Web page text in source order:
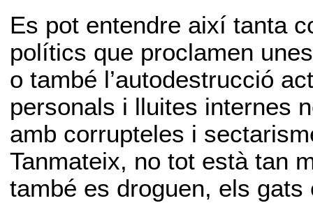
Es pot entendre així tanta
polítics que proclamen
o també l’autodestrucció
personals i lluites internes
amb corrupteles i
Tanmateix, no tot està tan
també es droguen, els gats